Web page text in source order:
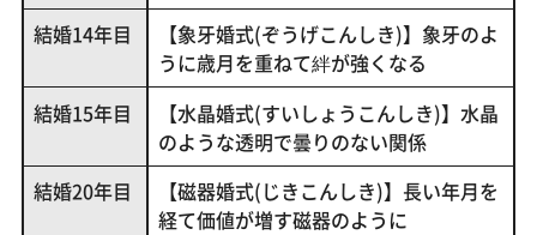
結婚14年目
【象牙婚式(ぞうげこんしき)】象牙のよ
うに歳月を重ねて絆が強くなる
結婚15年目
【水晶婚式(すいしょうこんしき)】水晶
のような透明で曇りのない関係
結婚20年目
【磁器婚式(じきこんしき)】長い年月を
経て価値が増す磁器のように